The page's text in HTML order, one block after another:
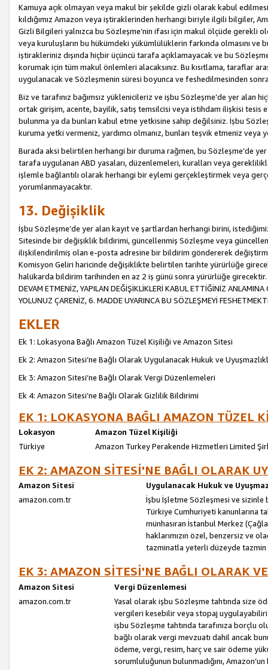
Kamuya açık olmayan veya makul bir şekilde gizli olarak kabul
kıldığımız Amazon veya iştiraklerinden herhangi biriyle ilgili bilgiler,
Gizli Bilgileri yalnızca bu Sözleşme’nin ifası için makul ölçüde gerekli
veya kuruluşların bu hükümdeki yükümlülüklerin farkında olmasını ve
iştirakleriniz dışında hiçbir üçüncü tarafa açıklamayacak ve bu
korumak için tüm makul önlemleri alacaksınız. Bu kısıtlama, taraflar
uygulanacak ve Sözleşmenin süresi boyunca ve feshedilmesinden
Biz ve tarafınız bağımsız yüklenicileriz ve işbu Sözleşme’de yer alan
ortak girişim, acente, bayilik, satış temsilcisi veya istihdam ilişkisi
bulunma ya da bunları kabul etme yetkisine sahip değilsiniz. İşbu
kuruma yetki vermeniz, yardımcı olmanız, bunları teşvik etmeniz
Burada aksi belirtilen herhangi bir duruma rağmen, bu Sözleşme’de
tarafa uygulanan ABD yasaları, düzenlemeleri, kuralları veya
işlemle bağlantılı olarak herhangi bir eylemi gerçekleştirmek veya
yorumlanmayacaktır.
13. Değişiklik
İşbu Sözleşme’de yer alan kayıt ve şartlardan herhangi birini,
Sitesinde bir değişiklik bildirimi, güncellenmiş Sözleşme veya
ilişkilendirilmiş olan e-posta adresine bir bildirim göndererek
Komisyon Geliri haricinde değişiklikte belirtilen tarihte yürürlüğe
halükarda bildirim tarihinden en az 2 iş günü sonra yürürlüğe girecektir.
DEVAM ETMENİZ, YAPILAN DEĞİŞİKLİKLERİ KABUL ETTİĞİNİZ
YOLUNUZ ÇARENİZ, 6. MADDE UYARINCA BU SÖZLEŞMEYİ
EKLER
Ek 1: Lokasyona Bağlı Amazon Tüzel Kişiliği ve Amazon Sitesi
Ek 2: Amazon Sitesi’ne Bağlı Olarak Uygulanacak Hukuk ve
Ek 3: Amazon Sitesi’ne Bağlı Olarak Vergi Düzenlemeleri
Ek 4: Amazon Sitesi’ne Bağlı Olarak Gizlilik Bildirimi
EK 1: LOKASYONA BAĞLI AMAZON TÜZEL
Lokasyon
Amazon Tüzel Kişiliği
Türkiye
Amazon Turkey Perakende Hizmetleri Limited
EK 2: AMAZON SİTESİ'NE BAĞLI OLARAK
Amazon Sitesi
Uygulanacak Hukuk ve
amazon.com.tr
İşbu İşletme Sözleşmesi ve sizinle
Türkiye Cumhuriyeti kanunlarına
münhasıran İstanbul Merkez
haklarımızın özel, benzersiz ve
tazminatla yeterli düzeyde
EK 3: AMAZON SİTESİ'NE BAĞLI OLARAK
Amazon Sitesi
Vergi Düzenlemesi
amazon.com.tr
Yasal olarak işbu Sözleşme tahtında size
vergileri kesebilir veya stopaj
işbu Sözleşme tahtında tarafınıza borçlu
bağlı olarak vergi mevzuatı dahil ancak
ödeme, vergi, resim, harç ve sair ödeme
sorumluluğunun bulunmadığını,